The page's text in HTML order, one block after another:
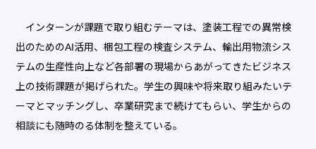
インターンが課題で取り組むテーマは、塗装工程での異常検
出のためのAI活用、梱包工程の検査システム、輸出用物流シス
テムの生産性向上など各部署の現場からあがってきたビジネス
上の技術課題が掲げられた。学生の興味や将来取り組みたいテ
ーマとマッチングし、卒業研究まで続けてもらい、学生からの
相談にも随時のる体制を整えている。